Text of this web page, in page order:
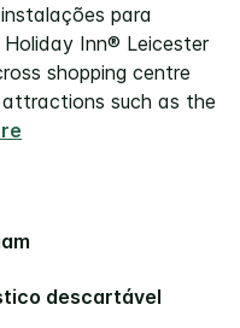
para
Holiday Inn® Leicester
shopping centre
such as the
descartável